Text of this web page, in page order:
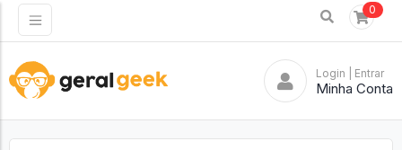
0
Login | Entrar
Minha Conta